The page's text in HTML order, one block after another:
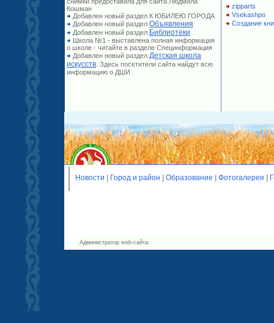
Кошман
Добавлен новый раздел К ЮБИЛЕЮ ГОРОДА
Добавлен новый раздел Объявления
Добавлен новый раздел Библиотеки
Школа №1 - выставлена полная информация
о школе - читайте в разделе Специнформация
Добавлен новый раздел Детская школа
искусств . Здесь посетители сайта найдут всю
информацию о ДШИ
zipparts
Vsekashpo
Создание
Новости Город и район Образование Фотогалерея
Администратор web-сайта: